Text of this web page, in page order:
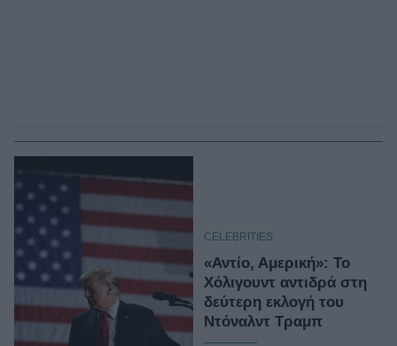
CELEBRITIES
«Αντίο, Αμερική»: Το
Χόλιγουντ αντιδρά στη
δεύτερη εκλογή του
Ντόναλντ Τραμπ